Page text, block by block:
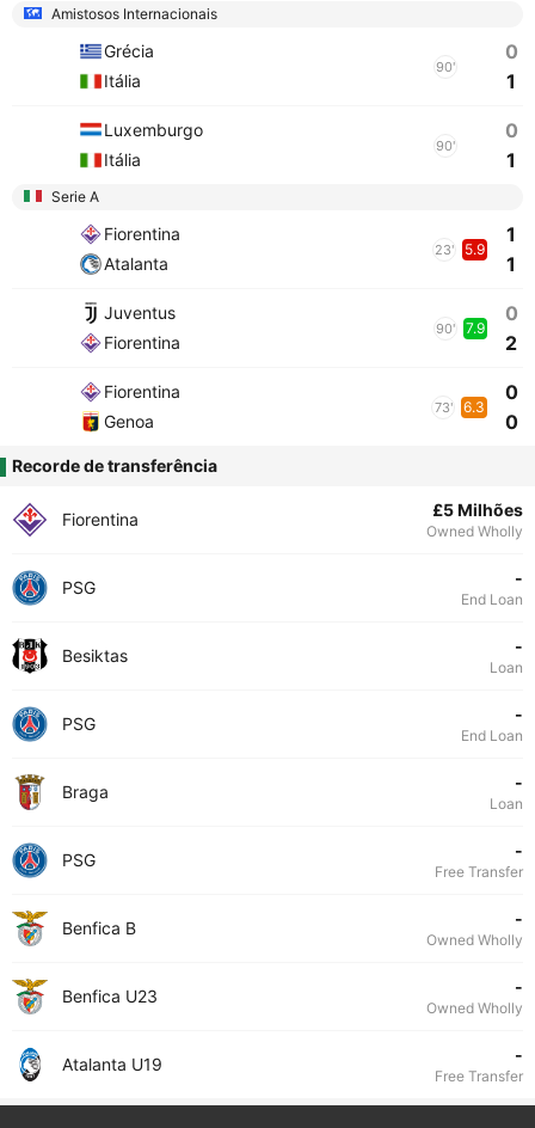
Amistosos Internacionais
Grécia
Itália
90'
0
1
Luxemburgo
Itália
90'
0
1
Serie A
Fiorentina
Atalanta
23' 5.9
1
1
Juventus
Fiorentina
90' 7.9
0
2
Fiorentina
Genoa
73' 6.3
0
0
Recorde de transferência
Fiorentina £5 Milhões
Owned Wholly
PSG -
End Loan
Besiktas -
Loan
PSG -
End Loan
Braga -
Loan
PSG -
Free Transfer
Benfica B -
Owned Wholly
Benfica U23 -
Owned Wholly
Atalanta U19 -
Free Transfer